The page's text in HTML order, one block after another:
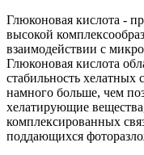
Глюконовая кислота -
высокой
взаимодействии с
Глюконовая кислота
стабильность хелатных
намного больше, чем
хелатирующие
комплексированных
поддающихся